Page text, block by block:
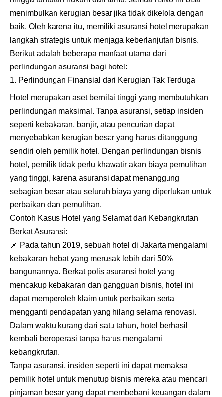
menimbulkan kerugian besar jika tidak dikelola dengan
baik. Oleh karena itu, memiliki asuransi hotel merupakan
langkah strategis untuk menjaga keberlanjutan bisnis.
Berikut adalah beberapa manfaat utama dari
perlindungan asuransi bagi hotel:
Perlindungan Finansial dari Kerugian Tak Terduga
Hotel merupakan aset bernilai tinggi yang membutuhkan
perlindungan maksimal. Tanpa asuransi, setiap insiden
seperti kebakaran, banjir, atau pencurian dapat
menyebabkan kerugian besar yang harus ditanggung
sendiri oleh pemilik hotel. Dengan perlindungan bisnis
hotel, pemilik tidak perlu khawatir akan biaya pemulihan
yang tinggi, karena asuransi dapat menanggung
sebagian besar atau seluruh biaya yang diperlukan untuk
perbaikan dan pemulihan.
Contoh Kasus Hotel yang Selamat dari Kebangkrutan
Berkat Asuransi:
📌 Pada tahun 2019, sebuah hotel di Jakarta mengalami
kebakaran hebat yang merusak lebih dari 50%
bangunannya. Berkat polis asuransi hotel yang
mencakup kebakaran dan gangguan bisnis, hotel ini
dapat memperoleh klaim untuk perbaikan serta
mengganti pendapatan yang hilang selama renovasi.
Dalam waktu kurang dari satu tahun, hotel berhasil
kembali beroperasi tanpa harus mengalami
kebangkrutan.
Tanpa asuransi, insiden seperti ini dapat memaksa
pemilik hotel untuk menutup bisnis mereka atau mencari
pinjaman besar yang dapat membebani keuangan dalam